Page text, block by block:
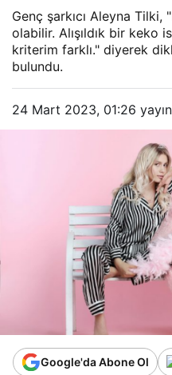
Genç şarkıcı Aleyna
olabilir. Alışıldık bir keko
kriterim farklı." diyerek
bulundu.
24 Mart 2023, 01:26
Google'da Abone Ol